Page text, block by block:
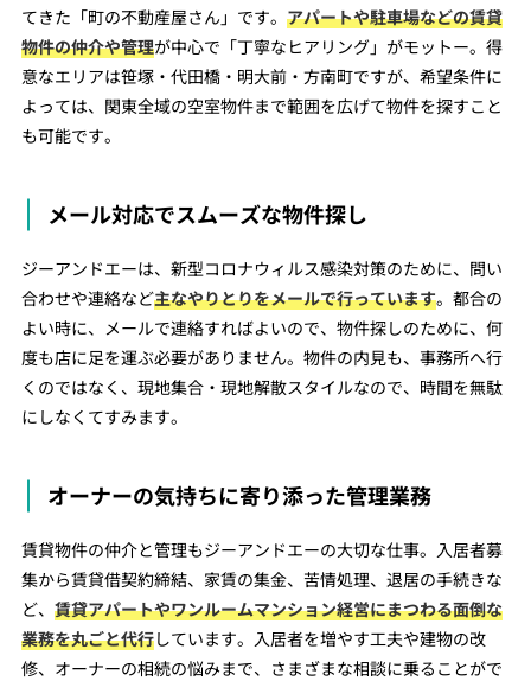
てきた「町の不動産屋さん」です。 アパートや駐車場などの賃貸
物件の仲介や管理が中心で「丁寧なヒアリング」がモットー。得
意なエリアは笹塚・代田橋・明大前・方南町ですが、希望条件に
よっては、関東全域の空室物件まで範囲を広げて物件を探すこと
も可能です。
メール対応でスムーズな物件探し
ジーアンドエーは、新型コロナウィルス感染対策のために、問い
合わせや連絡など主なやりとりをメールで行っています。都合の
よい時に、メールで連絡すればよいので、物件探しのために、何
度も店に足を運ぶ必要がありません。物件の内見も、事務所へ行
くのではなく、現地集合・現地解散スタイルなので、時間を無駄
にしなくてすみます。
オーナーの気持ちに寄り添った管理業務
賃貸物件の仲介と管理もジーアンドエーの大切な仕事。入居者募
集から賃貸借契約締結、家賃の集金、苦情処理、退居の手続きな
ど、 賃貸アパートやワンルームマンション経営にまつわる面倒な
業務を丸ごと代行しています。入居者を増やす工夫や建物の改
修、オーナーの相続の悩みまで、さまざまな相談に乗ることがで